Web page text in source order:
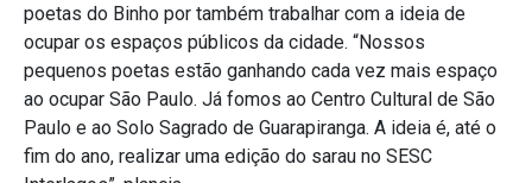
poetas do Binho por também trabalhar com a ideia de
ocupar os espaços públicos da cidade. “Nossos
pequenos poetas estão ganhando cada vez mais espaço
ao ocupar São Paulo. Já fomos ao Centro Cultural de São
Paulo e ao Solo Sagrado de Guarapiranga. A ideia é, até o
fim do ano, realizar uma edição do sarau no SESC